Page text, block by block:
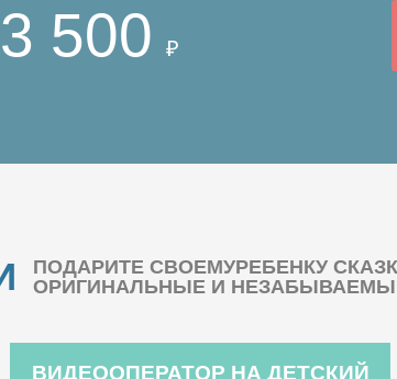
3 500 ₽
ПОДАРИТЕ СВОЕМУРЕБЕНКУ
ОРИГИНАЛЬНЫЕ И
ВИДЕООПЕРАТОР НА ДЕТСКИЙ